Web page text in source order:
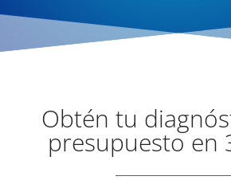
Obtén tu
presupuesto en